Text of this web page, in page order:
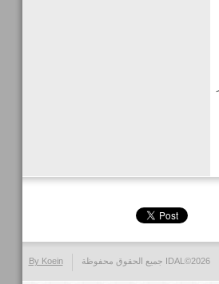
By Koein IDAL©2026 جميع الحقوق محفوظة